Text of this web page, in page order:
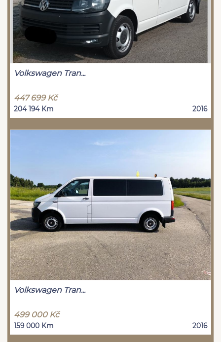
Volkswagen Tran...
447 699 Kč
204 194 Km 2016
Volkswagen Tran...
499 000 Kč
159 000 Km 2016